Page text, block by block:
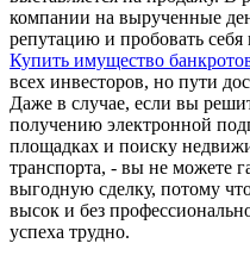
компании на вырученные
репутацию и пробовать себя
Купить имущество
всех инвесторов, но пути
Даже в случае, если вы
получению электронной
площадках и поиску
транспорта, - вы не можете
выгодную сделку, потому
высок и без
успеха трудно.